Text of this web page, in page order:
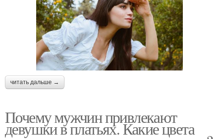
читать дальше →
Почему мужчин привлекают
девушки в платьях. Какие цвета